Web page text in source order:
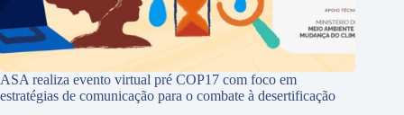
ASA realiza evento virtual pré COP17 com foco em
estratégias de comunicação para o combate à desertificação